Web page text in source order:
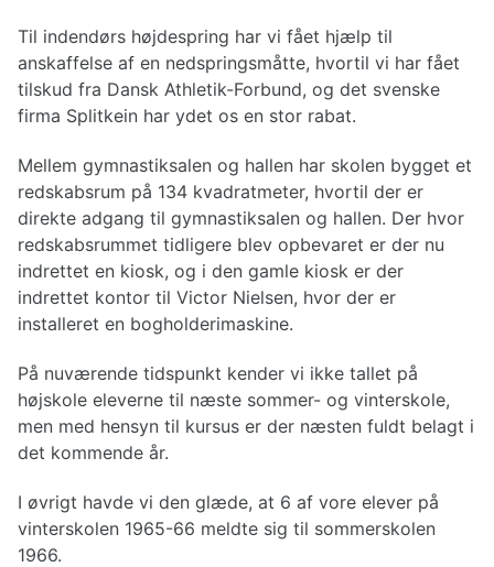
Til indendørs højdespring har vi fået hjælp til
anskaffelse af en nedspringsmåtte, hvortil vi har fået
tilskud fra Dansk Athletik-Forbund, og det svenske
firma Splitkein har ydet os en stor rabat.
Mellem gymnastiksalen og hallen har skolen bygget et
redskabsrum på 134 kvadratmeter, hvortil der er
direkte adgang til gymnastiksalen og hallen. Der hvor
redskabsrummet tidligere blev opbevaret er der nu
indrettet en kiosk, og i den gamle kiosk er der
indrettet kontor til Victor Nielsen, hvor der er
installeret en bogholderimaskine.
På nuværende tidspunkt kender vi ikke tallet på
højskole eleverne til næste sommer- og vinterskole,
men med hensyn til kursus er der næsten fuldt belagt i
det kommende år.
I øvrigt havde vi den glæde, at 6 af vore elever på
vinterskolen 1965-66 meldte sig til sommerskolen
1966.